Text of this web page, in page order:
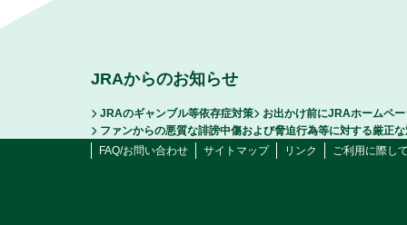
JRAからのお知らせ
JRAのギャンブル等依存症対策
お出かけ前にJRAホームペ
ファンからの悪質な誹謗中傷および脅迫行為等に対する厳正
FAQ/お問い合わせ
サイトマップ リンク ご利用に際し